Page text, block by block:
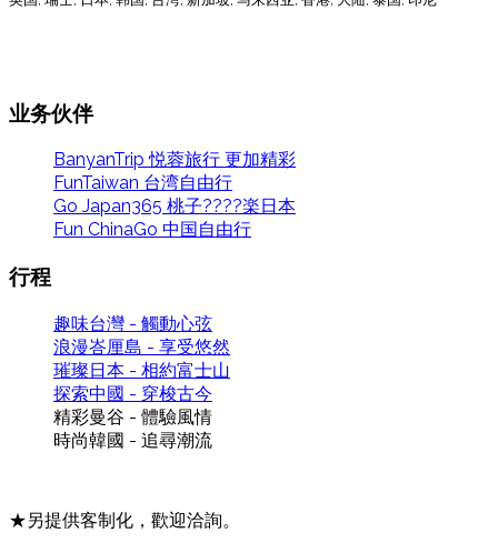
业务伙伴
BanyanTrip 悦蓉旅行 更加精彩
FunTaiwan 台湾自由行
Go Japan365 桃子????楽日本
Fun ChinaGo 中国自由行
行程
趣味台灣 - 觸動心弦
浪漫峇厘島 - 享受悠然
璀璨日本 - 相約富士山
探索中國 - 穿梭古今
精彩曼谷 - 體驗風情
時尚韓國 - 追尋潮流
★另提供客制化，歡迎洽詢。